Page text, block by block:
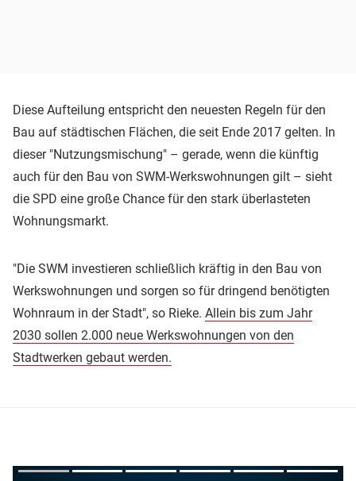
Diese Aufteilung entspricht den neuesten Regeln für den
Bau auf städtischen Flächen, die seit Ende 2017 gelten. In
dieser "Nutzungsmischung" – gerade, wenn die künftig
auch für den Bau von SWM-Werkswohnungen gilt – sieht
die SPD eine große Chance für den stark überlasteten
Wohnungsmarkt.
"Die SWM investieren schließlich kräftig in den Bau von
Werkswohnungen und sorgen so für dringend benötigten
Wohnraum in der Stadt", so Rieke. Allein bis zum Jahr
2030 sollen 2.000 neue Werkswohnungen von den
Stadtwerken gebaut werden.